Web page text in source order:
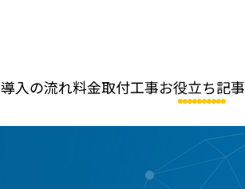
導入の流れ料金取付工事お役立ち記事